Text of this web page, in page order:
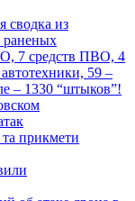
сводка из
раненых
7 средств ПВО, 4
59 –
– 1330 “штыков”!
прикмети